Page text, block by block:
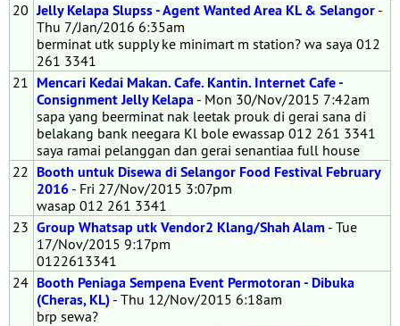
20 Jelly Kelapa Slupss - Agent Wanted Area KL & Selangor -
Thu 7/Jan/2016 6:35am
berminat utk supply ke minimart m station? wa saya 012
261 3341
21 Mencari Kedai Makan. Cafe. Kantin. Internet Cafe -
Consignment Jelly Kelapa - Mon 30/Nov/2015 7:42am
sapa yang beerminat nak leetak prouk di gerai sana di
belakang bank neegara Kl bole ewassap 012 261 3341
saya ramai pelanggan dan gerai senantiaa full house
22 Booth untuk Disewa di Selangor Food Festival February
2016 - Fri 27/Nov/2015 3:07pm
wasap 012 261 3341
23 Group Whatsap utk Vendor2 Klang/Shah Alam - Tue
17/Nov/2015 9:17pm
0122613341
24 Booth Peniaga Sempena Event Permotoran - Dibuka
(Cheras, KL) - Thu 12/Nov/2015 6:18am
brp sewa?